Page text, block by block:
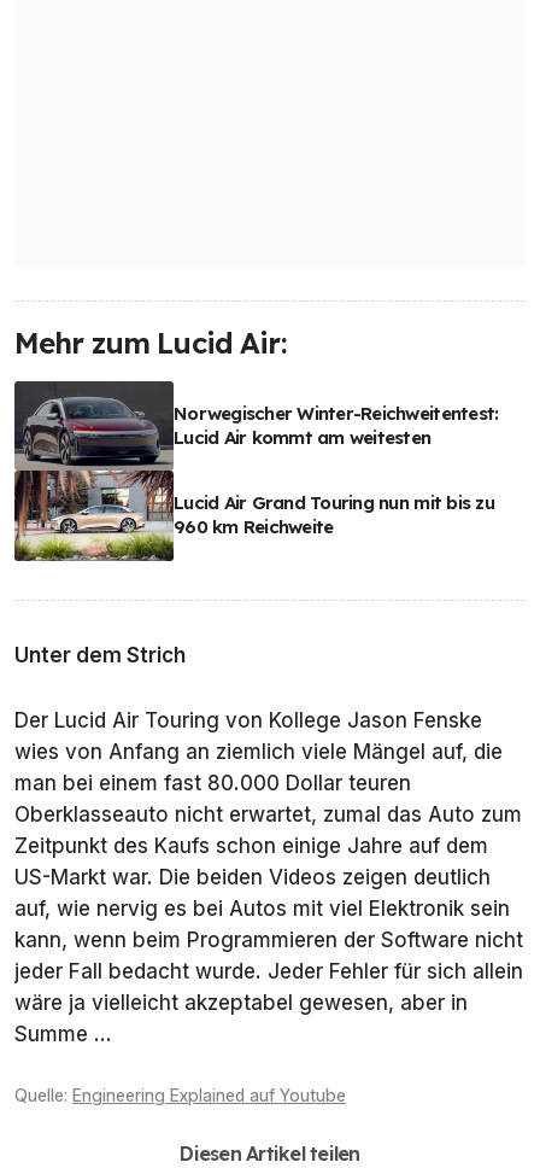
Mehr zum Lucid Air:
Norwegischer Winter-Reichweitentest:
Lucid Air kommt am weitesten
Lucid Air Grand Touring nun mit bis zu
960 km Reichweite
Unter dem Strich
Der Lucid Air Touring von Kollege Jason Fenske
wies von Anfang an ziemlich viele Mängel auf, die
man bei einem fast 80.000 Dollar teuren
Oberklasseauto nicht erwartet, zumal das Auto zum
Zeitpunkt des Kaufs schon einige Jahre auf dem
US-Markt war. Die beiden Videos zeigen deutlich
auf, wie nervig es bei Autos mit viel Elektronik sein
kann, wenn beim Programmieren der Software nicht
jeder Fall bedacht wurde. Jeder Fehler für sich allein
wäre ja vielleicht akzeptabel gewesen, aber in
Summe ...
Quelle: Engineering Explained auf Youtube
Diesen Artikel teilen